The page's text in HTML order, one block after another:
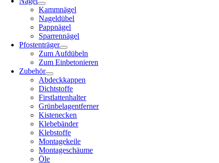
Kammnägel
Nageldübel
Pappnägel
Sparrennägel
Pfostenträger
Zum Aufdübeln
Zum Einbetonieren
Zubehör
Abdeckkappen
Dichtstoffe
Firstlattenhalter
Grünbelagentferner
Kistenecken
Klebebänder
Klebstoffe
Montagekeile
Montageschäume
Öle